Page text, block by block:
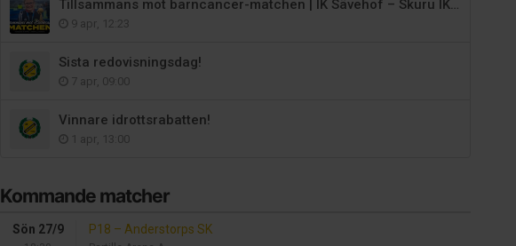
9 apr, 12:23
Sista redovisningsdag!
7 apr, 09:00
Vinnare idrottsrabatten!
1 apr, 13:00
Kommande matcher
Sön 27/9 P18 – Anderstorps SK